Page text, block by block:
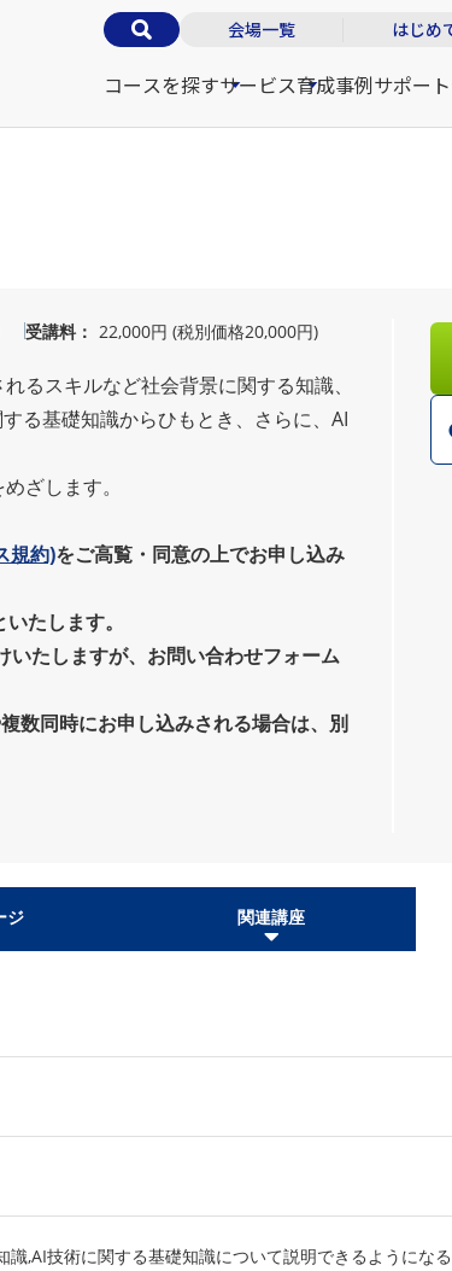
会場一覧 はじめ
コースを探すサービス育成事例サポート
受講料 22,000円 (税別価格20,000円)
るスキルなど社会背景に関する知識、
る基礎知識からひもとき、さらに、AI
ざします。
規約)をご高覧・同意の上でお申し込み
たします。
たしますが、お問い合わせフォーム
数同時にお申し込みされる場合は、別
ジ 関連講座
,AI技術に関する基礎知識について説明できるようになる